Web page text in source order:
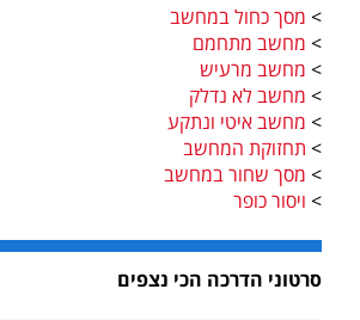
> מסך כחול במחשב
> מחשב מתחמם
> מחשב מרעיש
> מחשב לא נדלק
> מחשב איטי ונתקע
> תחזוקת המחשב
> מסך שחור במחשב
> ויסור כופר
סרטוני הדרכה הכי נצפים